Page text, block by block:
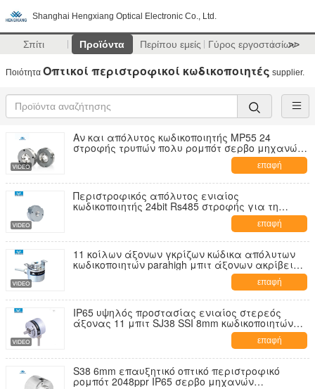
Shanghai Hengxiang Optical Electronic Co., Ltd.
Σπίτι Προϊόντα Περίπου εμείς Γύρος εργοστασίων
>>
Ποιότητα Οπτικοί περιστροφικοί κωδικοποιητές supplier.
Αν και απόλυτος κωδικοποιητής MP55 24
στροφής τρυπών πολυ ρομπότ σερβο μηχανών
επαφή
Περιστροφικός απόλυτος ενιαίος
κωδικοποιητής 24bit Rs485 στροφής για τη
επαφή
11 κοίλων άξονων γκρίζων κώδικα απόλυτων
κωδικοποιητών parahigh μπιτ άξονων ακρίβειας
επαφή
IP65 υψηλός προστασίας ενιαίος στερεός
άξονας 11 μπιτ SJ38 SSI 8mm κωδικοποιητών
επαφή
S38 6mm επαυξητικό οπτικό περιστροφικό
ρομπότ 2048ppr IP65 σερβο μηχανών